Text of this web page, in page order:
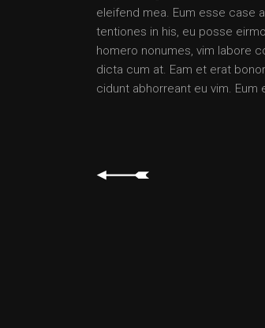
eleifend mea. Eum esse case
tentiones in his, eu posse
homero nonumes, vim labore
dicta cum at. Eam et erat
cidunt abhorreant eu vim. Eum